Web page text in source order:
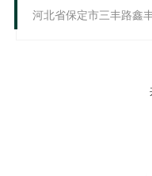
河北省保定市三丰路鑫